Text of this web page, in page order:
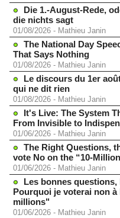
Die 1.-August-Rede,
die nichts sagt
01/08/2026 - Mathieu Janin
The National Day
That Says Nothing
01/08/2026 - Mathieu Janin
Le discours du 1er
qui ne dit rien
01/08/2026 - Mathieu Janin
It's Live: The System
From Invisible to
01/06/2026 - Mathieu Janin
The Right Questions,
vote No on the “10-
01/06/2026 - Mathieu Janin
Les bonnes
Pourquoi je voterai non
millions"
01/06/2026 - Mathieu Janin